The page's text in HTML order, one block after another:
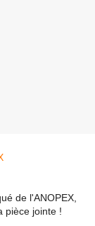
de l'ANOPEX,
pièce jointe !